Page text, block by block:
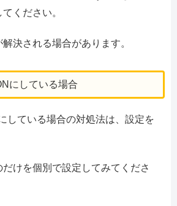
ください。
決される場合があります。
にしている場合
している場合の対処法は、設定を
けを個別で設定してみてくださ